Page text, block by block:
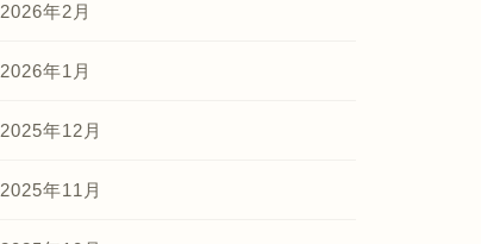
2026年2月
2026年1月
2025年12月
2025年11月